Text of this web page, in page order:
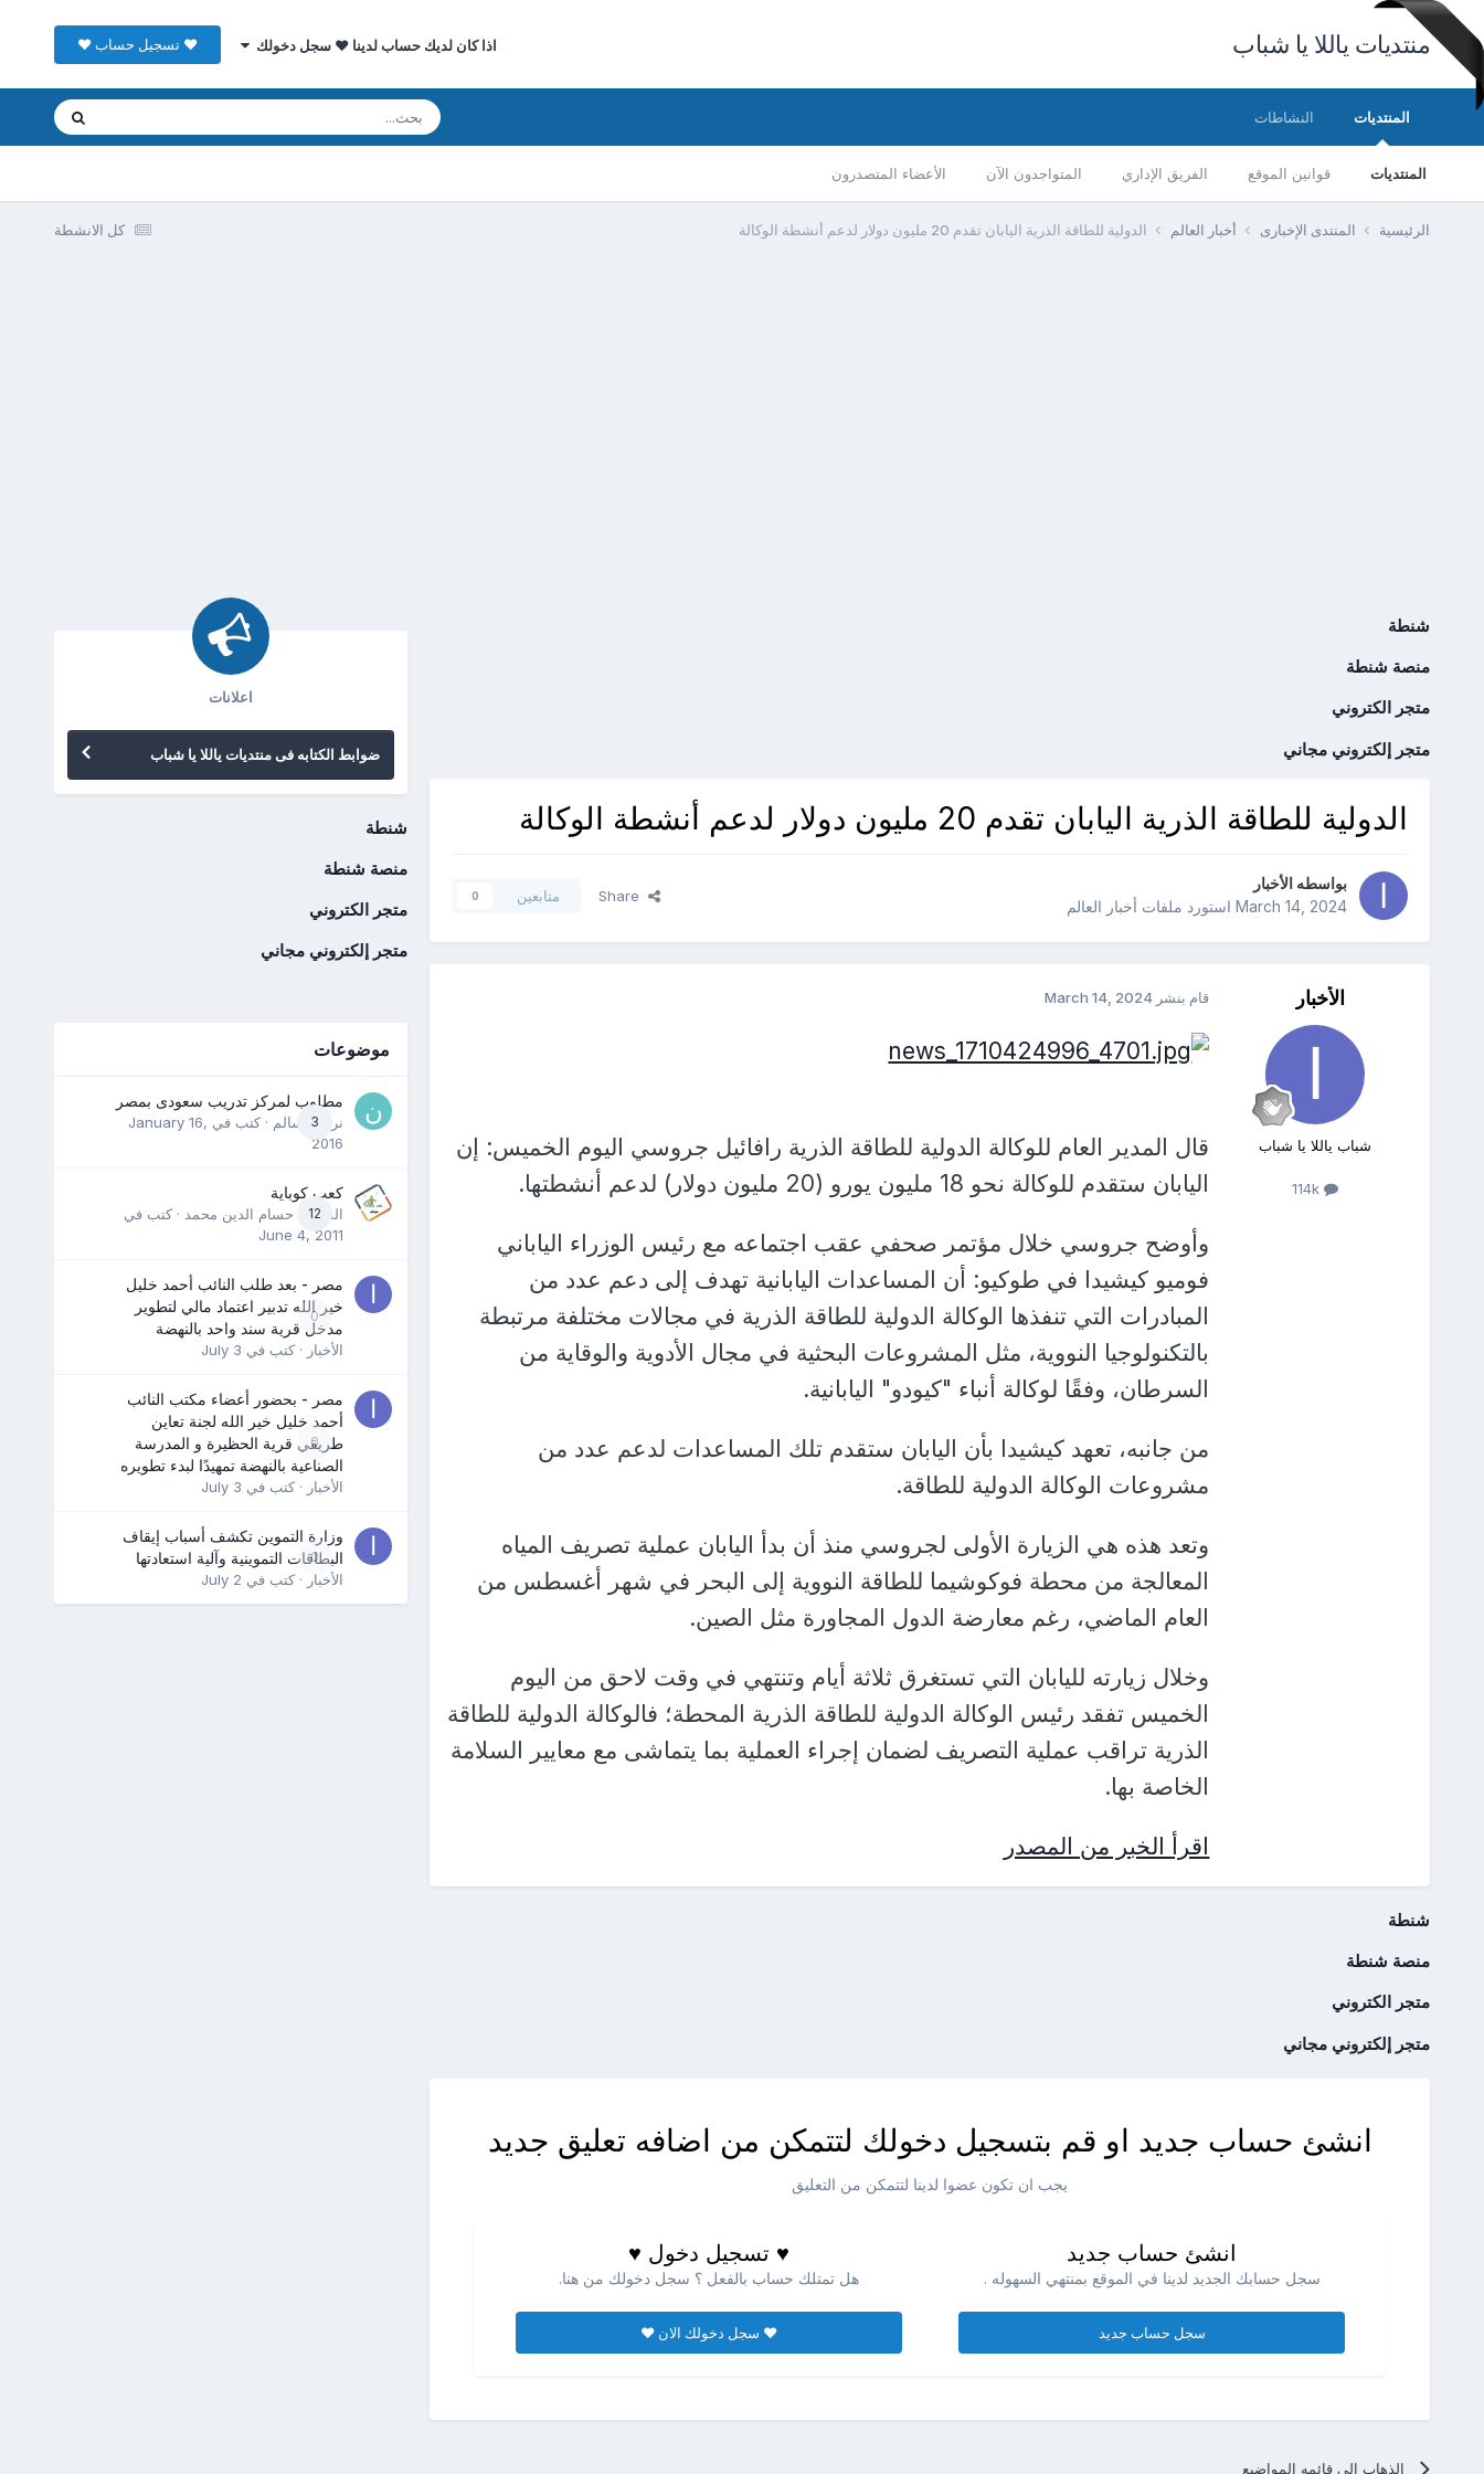
منتديات ياللا يا شباب اذا كان لديك حساب لدينا ♥ سجل دخولك ♥ تسجيل حساب ♥
المنتديات
المنتديات قوانين الموقع الفريق الإداري المتواجدون الآن الأعضاء المتصدرون
النشاطات
كل الانشطة الرئيسية المنتدى الإخبارى أخبار العالم الدولية للطاقة الذرية اليابان تقدم 20 مليون دولار لدعم أنشطة الوكالة
شنطة
منصة شنطة
متجر الكتروني
متجر إلكتروني مجاني
الدولية للطاقة الذرية اليابان تقدم 20 مليون دولار لدعم أنشطة الوكالة
بواسطه الأخبار
March 14, 2024استورد ملفات أخبار العالم
Share متابعين 0
الأخبار
شباب ياللا يا شباب
114k
قام بنشر March 14, 2024
قال المدير العام للوكالة الدولية للطاقة الذرية رافائيل جروسي اليوم الخميس: إن
اليابان ستقدم للوكالة نحو 18 مليون يورو (20 مليون دولار) لدعم أنشطتها.
وأوضح جروسي خلال مؤتمر صحفي عقب اجتماعه مع رئيس الوزراء الياباني
فوميو كيشيدا في طوكيو: أن المساعدات اليابانية تهدف إلى دعم عدد من
المبادرات التي تنفذها الوكالة الدولية للطاقة الذرية في مجالات مختلفة مرتبطة
بالتكنولوجيا النووية، مثل المشروعات البحثية في مجال الأدوية والوقاية من
السرطان، وفقًا لوكالة أنباء "كيودو" اليابانية.
من جانبه، تعهد كيشيدا بأن اليابان ستقدم تلك المساعدات لدعم عدد من
مشروعات الوكالة الدولية للطاقة.
وتعد هذه هي الزيارة الأولى لجروسي منذ أن بدأ اليابان عملية تصريف المياه
المعالجة من محطة فوكوشيما للطاقة النووية إلى البحر في شهر أغسطس من
العام الماضي، رغم معارضة الدول المجاورة مثل الصين.
وخلال زيارته لليابان التي تستغرق ثلاثة أيام وتنتهي في وقت لاحق من اليوم
الخميس تفقد رئيس الوكالة الدولية للطاقة الذرية المحطة؛ فالوكالة الدولية للطاقة
الذرية تراقب عملية التصريف لضمان إجراء العملية بما يتماشى مع معايير السلامة
الخاصة بها.
اقرأ الخبر من المصدر
شنطة
منصة شنطة
متجر الكتروني
متجر إلكتروني مجاني
انشئ حساب جديد او قم بتسجيل دخولك لتتمكن من اضافه تعليق جديد
يجب ان تكون عضوا لدينا لتتمكن من التعليق
انشئ حساب جديد
سجل حسابك الجديد لدينا في الموقع بمنتهي السهوله .
سجل حساب جديد
♥ تسجيل دخول ♥
هل تمتلك حساب بالفعل ؟ سجل دخولك من هنا.
♥ سجل دخولك الان ♥
الذهاب الي قائمه المواضيع
اعلانات
ضوابط الكتابه فى منتديات ياللا يا شباب
شنطة
منصة شنطة
متجر الكتروني
متجر إلكتروني مجاني
موضوعات
3
مطلوب لمركز تدريب سعودى بمصر
نرمين سالم · كتب في January 16,
2016
12
كعب كوباية
المدرب حسام الدين محمد · كتب في
June 4, 2011
0
مصر - بعد طلب النائب أحمد خليل
خير الله تدبير اعتماد مالي لتطوير
مدخل قرية سند واحد بالنهضة
الأخبار · كتب في July 3
0
مصر - بحضور أعضاء مكتب النائب
أحمد خليل خير الله لجنة تعاين
طريقي قرية الحظيرة و المدرسة
الصناعية بالنهضة تمهيدًا لبدء تطويره
الأخبار · كتب في July 3
0
وزارة التموين تكشف أسباب إيقاف
البطاقات التموينية وآلية استعادتها
الأخبار · كتب في July 2